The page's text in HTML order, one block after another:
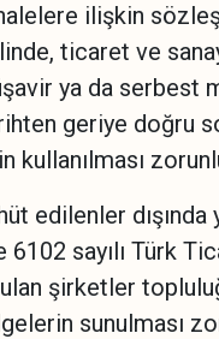
ilişkin
ticaret ve
ya da serbest
geriye doğru
kullanılması
edilenler
sayılı Türk
şirketler
sunulması